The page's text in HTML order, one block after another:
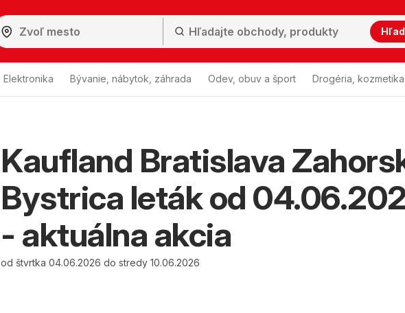
Elektronika Bývanie, nábytok, záhrada Odev, obuv a šport Drogéria, kozmetika
Kaufland Bratislava
Bystrica leták od
- aktuálna akcia
od štvrtka 04.06.2026 do stredy 10.06.2026